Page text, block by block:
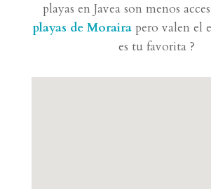
playas en Javea son menos
playas de Moraira pero valen el
es tu favorita ?